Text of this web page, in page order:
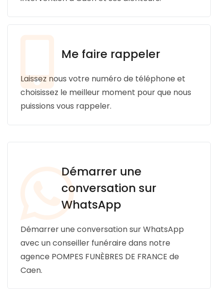
Nos capitons funéraires
Nos monuments
Nos urnes funéraires
Rapatriement
Services aux familles
Me faire rappeler
Laissez nous votre numéro de téléphone et
choisissez le meilleur moment pour que nous
puissions vous rappeler.
Démarrer une
conversation sur
WhatsApp
Démarrer une conversation sur WhatsApp
avec un conseiller funéraire dans notre
agence POMPES FUNÈBRES DE FRANCE de
Caen.